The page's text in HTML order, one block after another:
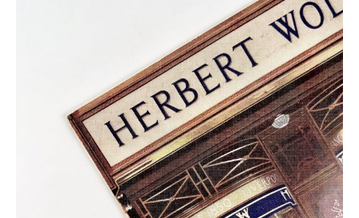
UNIQUE MAQUETTE PUBLICITE HERBERT WOLF
CIRCA 1930
750,00€